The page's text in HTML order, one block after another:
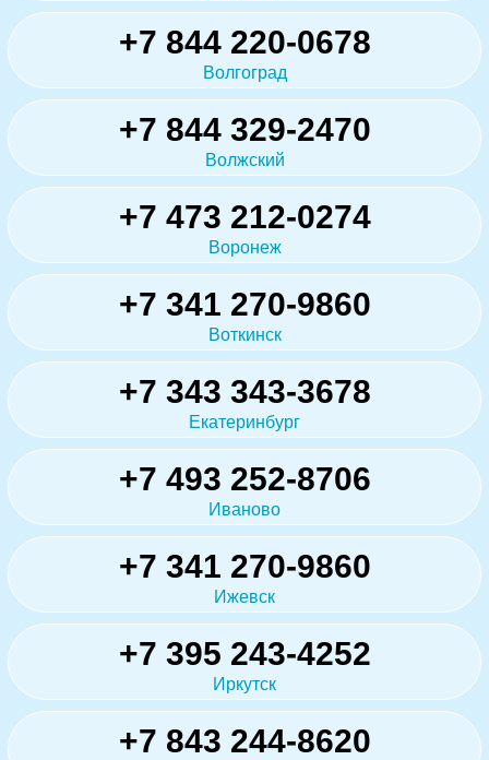
+7 844 220-0678
Волгоград
+7 844 329-2470
Волжский
+7 473 212-0274
Воронеж
+7 341 270-9860
Воткинск
+7 343 343-3678
Екатеринбург
+7 493 252-8706
Иваново
+7 341 270-9860
Ижевск
+7 395 243-4252
Иркутск
+7 843 244-8620